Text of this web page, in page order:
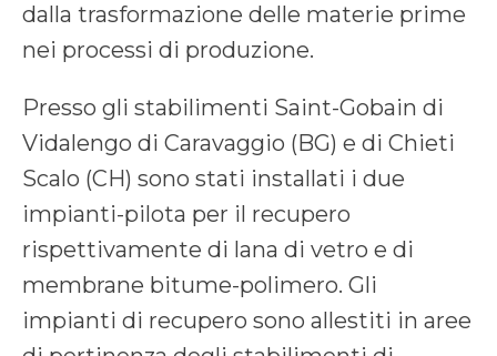
dalla trasformazione delle materie prime
nei processi di produzione.
Presso gli stabilimenti Saint-Gobain di
Vidalengo di Caravaggio (BG) e di Chieti
Scalo (CH) sono stati installati i due
impianti-pilota per il recupero
rispettivamente di lana di vetro e di
membrane bitume-polimero. Gli
impianti di recupero sono allestiti in aree